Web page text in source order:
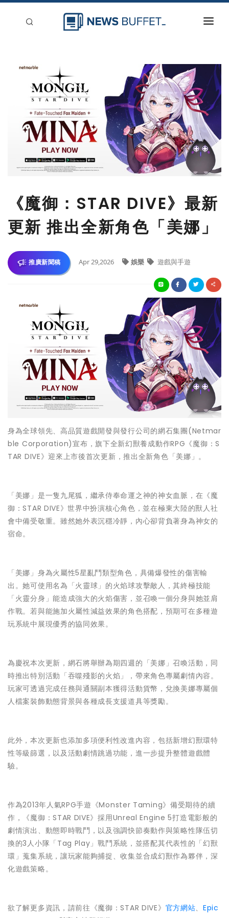
新聞稿分類
登入
刊登
《魔御：STAR DIVE》最新
更新 推出全新角色「美娜」
推廣新聞稿 Apr 29,2026 娛樂 遊戲與手遊
身為全球領先、高品質遊戲開發與發行公司的網石集團(Netmar
ble Corporation)宣布，旗下全新幻獸養成動作RPG《魔御：S
TAR DIVE》迎來上市後首次更新，推出全新角色「美娜」。
「美娜」是一隻九尾狐，繼承侍奉命運之神的神女血脈，在《魔
御：STAR DIVE》世界中扮演核心角色，並在極東大陸的獸人社
會中備受敬重。雖然她外表沉穩冷靜，內心卻背負著身為神女的
宿命。
「美娜」身為火屬性5星亂鬥類型角色，具備爆發性的傷害輸
出。她可使用名為「火靈球」的火焰球攻擊敵人，其終極技能
「火靈分身」能造成強大的火焰傷害，並召喚一個分身與她並肩
作戰。若與能施加火屬性減益效果的角色搭配，預期可在多種遊
玩系統中展現優秀的協同效果。
為慶祝本次更新，網石將舉辦為期四週的「美娜」召喚活動，同
時推出特別活動「吞噬殘影的火焰」，帶來角色專屬劇情內容。
玩家可透過完成任務與通關副本獲得活動貨幣，兌換美娜專屬個
人檔案裝飾動態背景與各種成長支援道具等獎勵。
此外，本次更新也添加多項便利性改進內容，包括新增幻獸環特
性等級篩選，以及活動劇情跳過功能，進一步提升整體遊戲體
驗。
作為2013年人氣RPG手遊《Monster Taming》備受期待的續
作，《魔御：STAR DIVE》採用Unreal Engine 5打造電影般的
劇情演出、動態即時戰鬥，以及強調快節奏動作與策略性隊伍切
換的3人小隊「Tag Play」戰鬥系統，並搭配其代表性的「幻獸
環」蒐集系統，讓玩家能夠捕捉、收集並合成幻獸作為夥伴，深
化遊戲策略。
欲了解更多資訊，請前往《魔御：STAR DIVE》 官方網站、Epic